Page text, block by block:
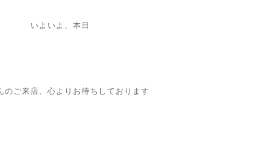
いよいよ、本日
のご来店、心よりお待ちしております